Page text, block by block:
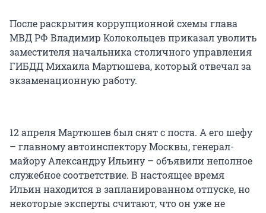
После раскрытия коррупционной схемы глава
МВД РФ Владимир Колокольцев приказал уволить
заместителя начальника столичного управления
ГИБДД Михаила Мартюшева, который отвечал за
экзаменационную работу.
12 апреля Мартюшев был снят с поста. А его шефу
– главному автоинспектору Москвы, генерал-
майору Александру Ильину – объявили неполное
служебное соответствие. В настоящее время
Ильин находится в запланированном отпуске, но
некоторые эксперты считают, что он уже не